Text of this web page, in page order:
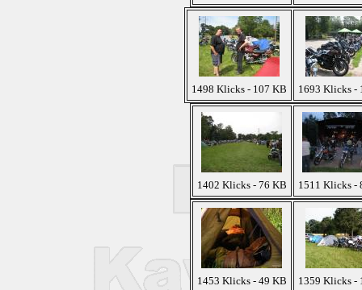
1498 Klicks - 107 KB 1693 Klicks -
1402 Klicks - 76 KB 1511 Klicks -
1453 Klicks - 49 KB 1359 Klicks -